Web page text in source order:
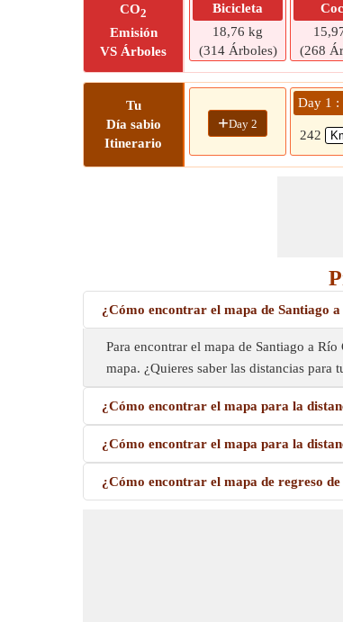
CO2
Emisión
VS Árboles
Bicicleta
18,76 kg
(314 Árboles)
(268
Tu
Día sabio
Itinerario
+Day 2
Day 1 :
242
¿Cómo encontrar el mapa de Santiago
Para encontrar el mapa de Santiago a
mapa. ¿Quieres saber las distancias para
¿Cómo encontrar el mapa para la
¿Cómo encontrar el mapa para la
¿Cómo encontrar el mapa de regreso